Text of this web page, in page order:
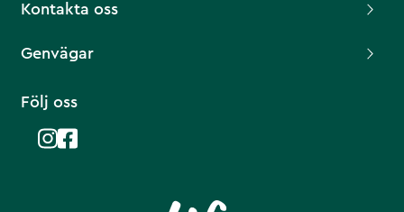
Kontakta oss
Genvägar
Följ oss